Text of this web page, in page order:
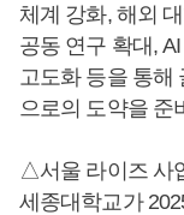
체계 강화, 해외
공동 연구 확대,
고도화 등을 통해
으로의 도약을 준
△서울 라이즈 사
세종대학교가